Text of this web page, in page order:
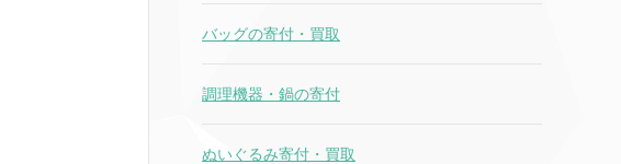
バッグの寄付・買取
調理機器・鍋の寄付
ぬいぐるみ寄付・買取